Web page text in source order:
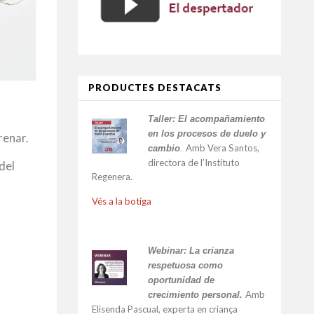
PRODUCTES DESTACATS
Taller: El acompañamiento
en los procesos de duelo y
cambio Amb Vera Santos,
directora de l’Instituto
Regenera.
Vés a la botiga
Webinar: La crianza
respetuosa como
oportunidad de
crecimiento personal. Amb
Elisenda Pascual, experta en criança